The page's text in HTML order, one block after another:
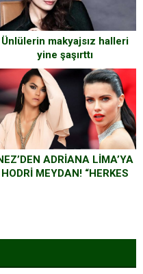
Ünlülerin makyajsız halleri
yine şaşırttı
ADRİANA LİMA’YA
HODRİ MEYDAN! “HERKES